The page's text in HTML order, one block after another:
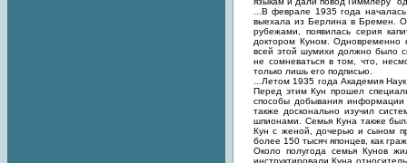
...В феврале 1935 года
выехала из Берлина в Бремен.
рубежами, появилась серия
доктором Куном. Одновременно
всей этой шумихи должно было
не сомневаться в том, что,
только лишь его подписью.
...Летом 1935 года Академия
Перед этим Кун прошел
способы добывания
также досконально изучил
шпионами. Семья Куна также
Кун с женой, дочерью и сыном
более 150 тысяч японцев, как
Около полугода семья Кунов
инструктировали Куна